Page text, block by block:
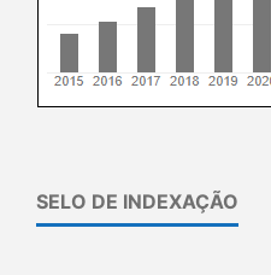
SELO DE INDEXAÇÃO